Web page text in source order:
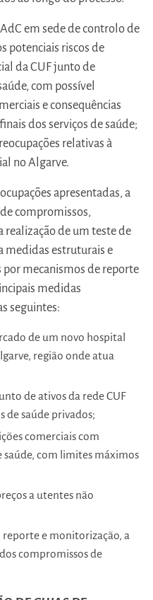
em sede de controlo de
potenciais riscos de
da CUF junto de
com possível
e consequências
dos serviços de saúde;
relativas à
no Algarve.
apresentadas, a
compromissos,
realização de um teste de
medidas estruturais e
mecanismos de reporte
medidas
seguintes:
de um novo hospital
região onde atua
de ativos da rede CUF
de saúde privados;
comerciais com
saúde, com limites máximos
a utentes não
reporte e monitorização, a
compromissos de